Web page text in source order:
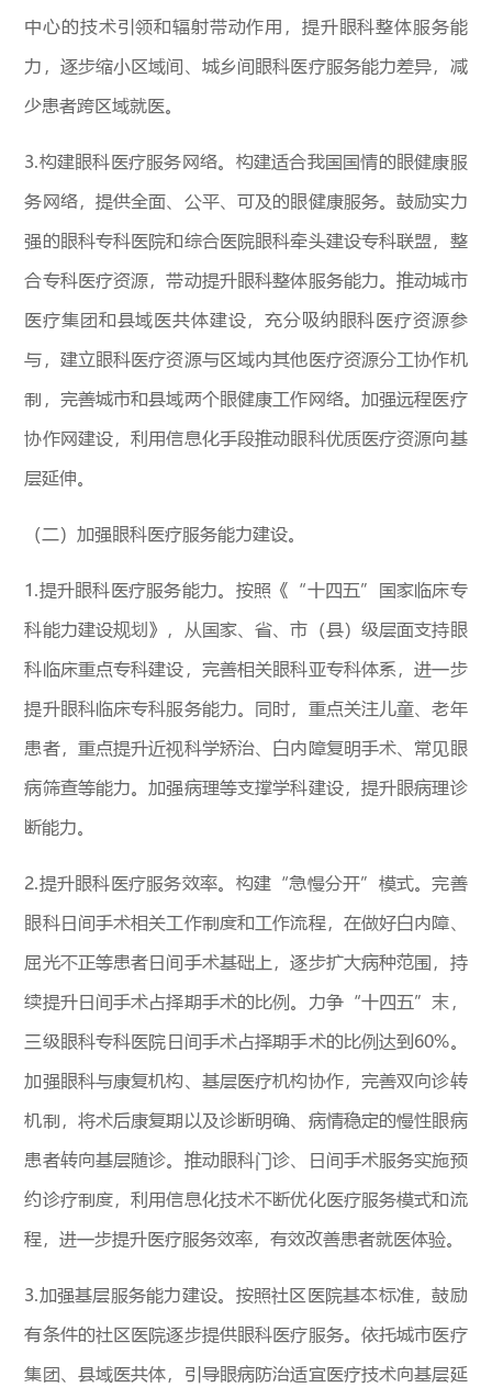
中心的技术引领和辐射带动作用，提升眼科整体服务能
力，逐步缩小区域间、城乡间眼科医疗服务能力差异，减
少患者跨区域就医。
3.构建眼科医疗服务网络。构建适合我国国情的眼健康服
务网络，提供全面、公平、可及的眼健康服务。鼓励实力
强的眼科专科医院和综合医院眼科牵头建设专科联盟，整
合专科医疗资源，带动提升眼科整体服务能力。推动城市
医疗集团和县域医共体建设，充分吸纳眼科医疗资源参
与，建立眼科医疗资源与区域内其他医疗资源分工协作机
制，完善城市和县域两个眼健康工作网络。加强远程医疗
协作网建设，利用信息化手段推动眼科优质医疗资源向基
层延伸。
（二）加强眼科医疗服务能力建设。
1.提升眼科医疗服务能力。按照《“十四五”国家临床专
科能力建设规划》，从国家、省、市（县）级层面支持眼
科临床重点专科建设，完善相关眼科亚专科体系，进一步
提升眼科临床专科服务能力。同时，重点关注儿童、老年
患者，重点提升近视科学矫治、白内障复明手术、常见眼
病筛查等能力。加强病理等支撑学科建设，提升眼病理诊
断能力。
2.提升眼科医疗服务效率。构建“急慢分开”模式。完善
眼科日间手术相关工作制度和工作流程，在做好白内障、
屈光不正等患者日间手术基础上，逐步扩大病种范围，持
续提升日间手术占择期手术的比例。力争“十四五”末，
三级眼科专科医院日间手术占择期手术的比例达到60%。
加强眼科与康复机构、基层医疗机构协作，完善双向诊转
机制，将术后康复期以及诊断明确、病情稳定的慢性眼病
患者转向基层随诊。推动眼科门诊、日间手术服务实施预
约诊疗制度，利用信息化技术不断优化医疗服务模式和流
程，进一步提升医疗服务效率，有效改善患者就医体验。
3.加强基层服务能力建设。按照社区医院基本标准，鼓励
有条件的社区医院逐步提供眼科医疗服务。依托城市医疗
集团、县域医共体，引导眼病防治适宜医疗技术向基层延